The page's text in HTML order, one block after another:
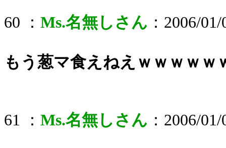
60 ： Ms.名無しさん ：2006/
もう葱マ食えねえｗｗｗｗｗ
61 ： Ms.名無しさん ：2006/